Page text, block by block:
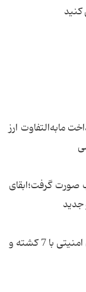
مابه‌التفاوت ارز
صورت گرفت؛ابقای
جدید
-درگیری حامیان و مخالفان مرسی با نیروهای امنیتی با 7 كشته و